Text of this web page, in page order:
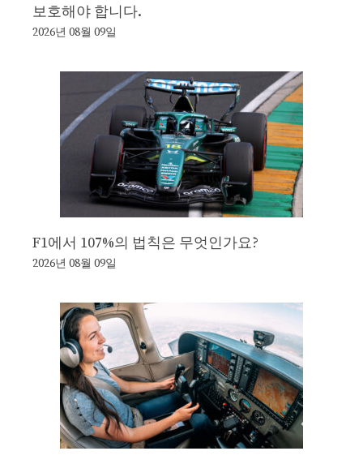
보호해야 합니다.
2026년 08월 09일
F1에서 107%의 법칙은 무엇인가요?
2026년 08월 09일